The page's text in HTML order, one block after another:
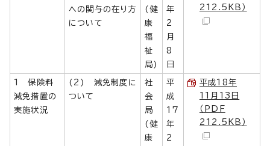
への関与の在り方
について
(健
康
福
祉
局)
年
2
月
8
日
212.5KB）
1 保険料
減免措置の
実施状況
(2) 減免制度に
ついて
社
会
局
(健
康
平
成
17
年
2
平成18年
11月13日
（PDF
212.5KB）